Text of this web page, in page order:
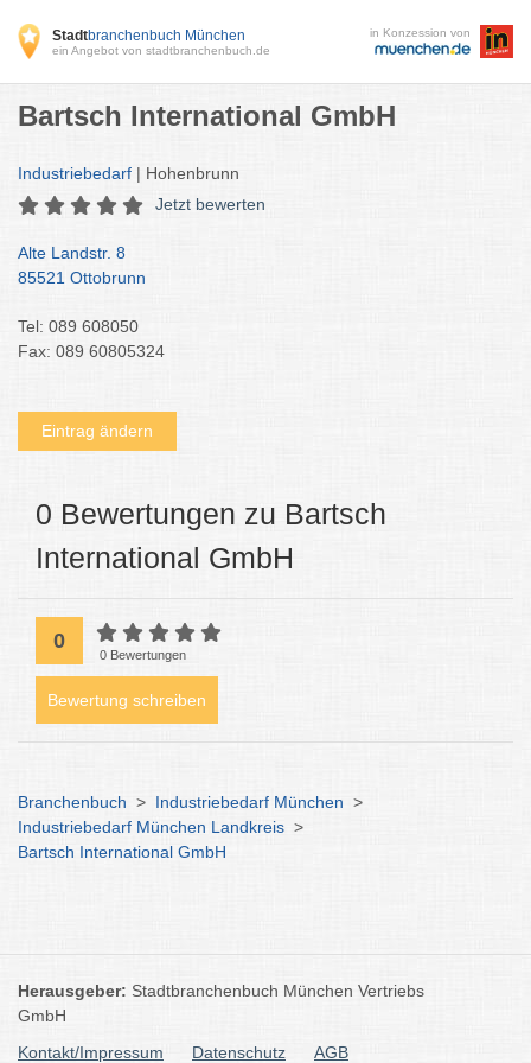
Stadtbranchenbuch München
ein Angebot von stadtbranchenbuch.de
in Konzession von
Bartsch International GmbH
Industriebedarf | Hohenbrunn
Jetzt bewerten
Alte Landstr. 8
85521 Ottobrunn
Tel: 089 608050
Fax: 089 60805324
Eintrag ändern
0 Bewertungen zu Bartsch
International GmbH
0
0 Bewertungen
Bewertung schreiben
Branchenbuch > Industriebedarf München >
Industriebedarf München Landkreis >
Bartsch International GmbH
Herausgeber: Stadtbranchenbuch München Vertriebs
GmbH
Kontakt/Impressum
Datenschutz AGB